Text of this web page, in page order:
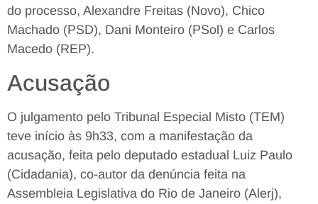
do processo, Alexandre Freitas (Novo), Chico
Machado (PSD), Dani Monteiro (PSol) e Carlos
Macedo (REP).
Acusação
O julgamento pelo Tribunal Especial Misto (TEM)
teve início às 9h33, com a manifestação da
acusação, feita pelo deputado estadual Luiz Paulo
(Cidadania), co-autor da denúncia feita na
Assembleia Legislativa do Rio de Janeiro (Alerj),